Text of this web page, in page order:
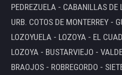
PEDREZUELA - CABANILLAS
URB. COTOS DE MONTERREY -
LOZOYUELA - LOZOYA - EL
LOZOYA - BUSTARVIEJO -
BRAOJOS - ROBREGORDO -